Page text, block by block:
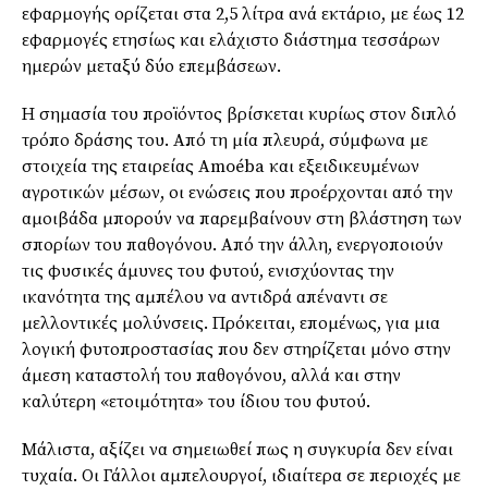
εφαρμογής ορίζεται στα 2,5 λίτρα ανά εκτάριο, με έως 12
εφαρμογές ετησίως και ελάχιστο διάστημα τεσσάρων
ημερών μεταξύ δύο επεμβάσεων.
Η σημασία του προϊόντος βρίσκεται κυρίως στον διπλό
τρόπο δράσης του. Από τη μία πλευρά, σύμφωνα με
στοιχεία της εταιρείας Amoéba και εξειδικευμένων
αγροτικών μέσων, οι ενώσεις που προέρχονται από την
αμοιβάδα μπορούν να παρεμβαίνουν στη βλάστηση των
σπορίων του παθογόνου. Από την άλλη, ενεργοποιούν
τις φυσικές άμυνες του φυτού, ενισχύοντας την
ικανότητα της αμπέλου να αντιδρά απέναντι σε
μελλοντικές μολύνσεις. Πρόκειται, επομένως, για μια
λογική φυτοπροστασίας που δεν στηρίζεται μόνο στην
άμεση καταστολή του παθογόνου, αλλά και στην
καλύτερη «ετοιμότητα» του ίδιου του φυτού.
Μάλιστα, αξίζει να σημειωθεί πως η συγκυρία δεν είναι
τυχαία. Οι Γάλλοι αμπελουργοί, ιδιαίτερα σε περιοχές με